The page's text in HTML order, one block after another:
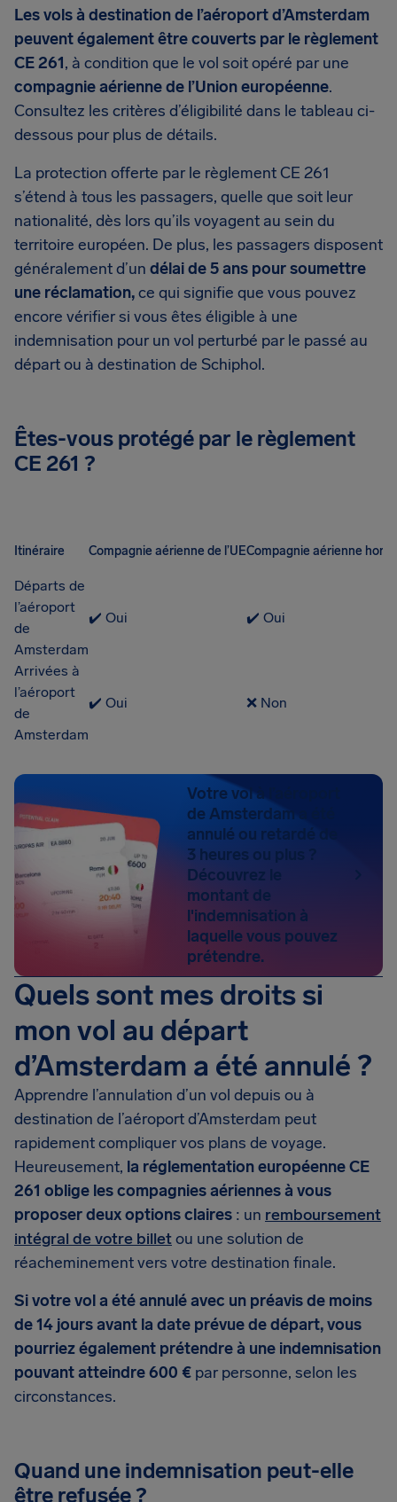
Les vols à destination de l’aéroport d’Amsterdam
peuvent également être couverts par le règlement
CE 261, à condition que le vol soit opéré par une
compagnie aérienne de l’Union européenne.
Consultez les critères d’éligibilité dans le tableau ci-
dessous pour plus de détails.
La protection offerte par le règlement CE 261
s’étend à tous les passagers, quelle que soit leur
nationalité, dès lors qu’ils voyagent au sein du
territoire européen. De plus, les passagers disposent
généralement d’un délai de 5 ans pour soumettre
une réclamation,ce qui signifie que vous pouvez
encore vérifier si vous êtes éligible à une
indemnisation pour un vol perturbé par le passé au
départ ou à destination de Schiphol.
Êtes-vous protégé par le règlement
CE 261 ?
Itinéraire Compagnie aérienne de l’UECompagnie aérienne hors
Départs de
l’aéroport
de
Amsterdam
✔️ Oui ✔️ Oui
Arrivées à
l’aéroport
de
Amsterdam
✔️ Oui ❌ Non
Votre vol à l’aéroport
de Amsterdam a été
annulé ou retardé de
3 heures ou plus ?
Découvrez le
montant de
l'indemnisation à
laquelle vous pouvez
prétendre.
Quels sont mes droits si
mon vol au départ
d’Amsterdam a été annulé ?
Apprendre l’annulation d’un vol depuis ou à
destination de l’aéroport d’Amsterdam peut
rapidement compliquer vos plans de voyage.
Heureusement, la réglementation européenne CE
261 oblige les compagnies aériennes à vous
proposer deux options claires : un remboursement
intégral de votre billetou une solution de
réacheminement vers votre destination finale.
Si votre vol a été annulé avec un préavis de moins
de 14 jours avant la date prévue de départ, vous
pourriez également prétendre à une indemnisation
pouvant atteindre 600 € par personne, selon les
circonstances.
Quand une indemnisation peut-elle
être refusée ?